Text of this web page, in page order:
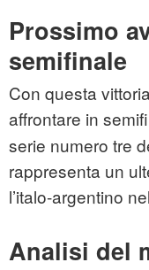
Prossimo
semifinale
Con questa
affrontare in
serie numero tre
rappresenta un
l’italo‑argentino
Analisi del